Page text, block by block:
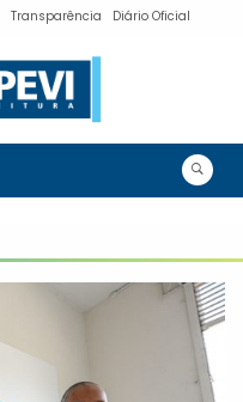
Transparência Diário Oficial